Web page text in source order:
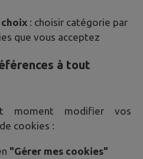
: choisir catégorie par
que vous acceptez
à tout
moment modifier vos
cookies :
"Gérer mes cookies"